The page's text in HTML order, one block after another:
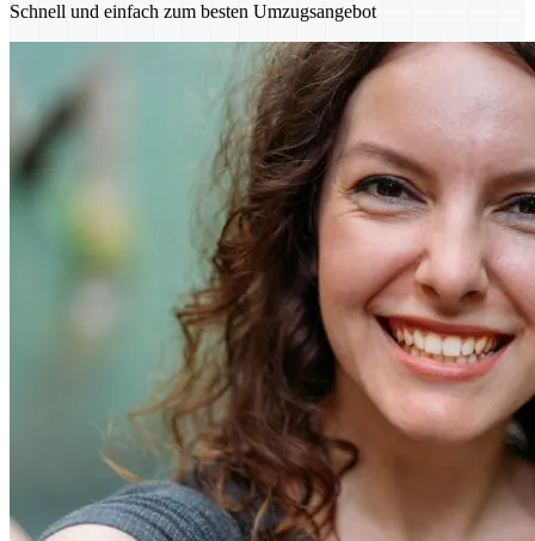
Schnell und einfach zum besten Umzugsangebot